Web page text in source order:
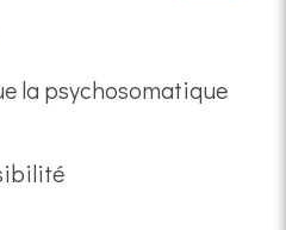
la psychosomatique